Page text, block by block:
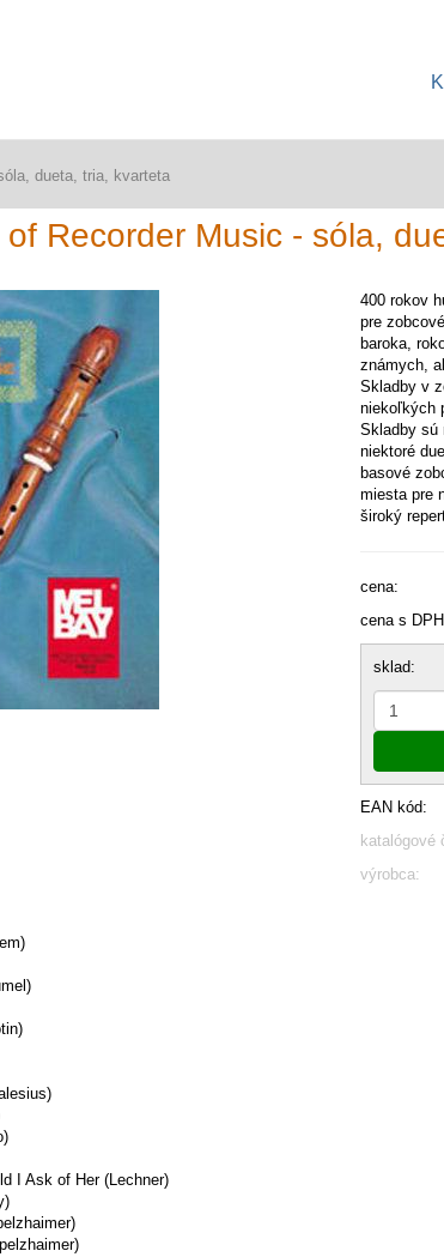
dueta, tria, kvarteta
of Recorder Music - sóla,
400 rokov
pre
baroka,
známych,
Skladby v
niekoľkých
Skladby sú
niektoré
basové
miesta pre
široký
cena:
cena s
sklad:
EAN kód:
katalógové
výrobca:
I Ask of Her (Lechner)